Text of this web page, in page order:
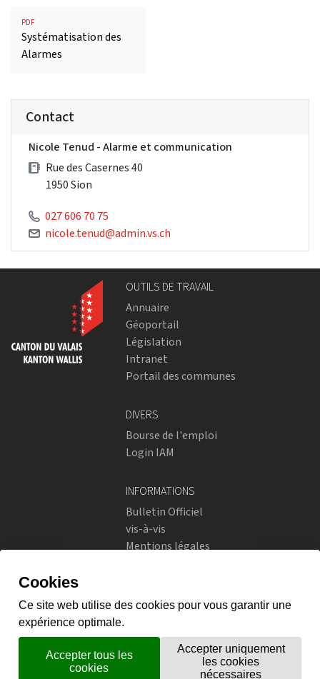
PDF
Systématisation des
Alarmes
Contact
Nicole Tenud - Alarme et communication
Rue des Casernes 40
1950 Sion
027 606 70 75
nicole.tenud@admin.vs.ch
OUTILS DE TRAVAIL
Annuaire
Géoportail
Législation
Intranet
Portail des communes
DIVERS
Bourse de l'emploi
Login IAM
INFORMATIONS
Bulletin Officiel
vis-à-vis
Mentions légales
Instagram
flickr